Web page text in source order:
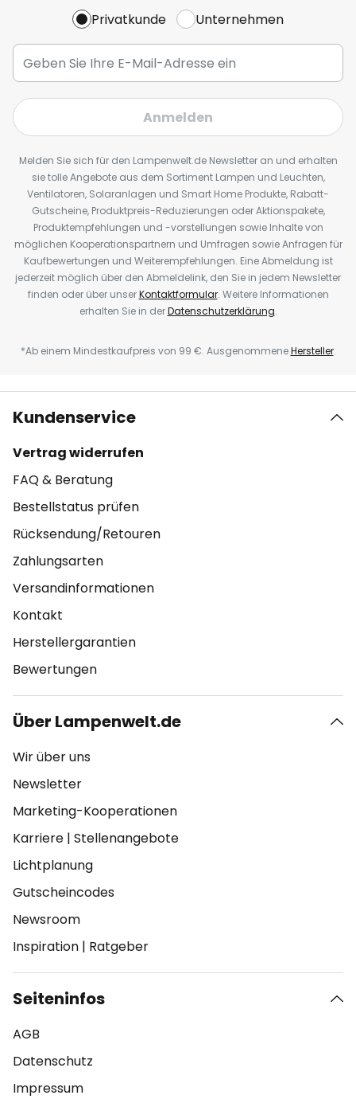
Privatkunde Unternehmen
Anmelden
Melden Sie sich für den Lampenwelt.de Newsletter an und erhalten
sie tolle Angebote aus dem Sortiment Lampen und Leuchten,
Ventilatoren, Solaranlagen und Smart Home Produkte, Rabatt-
Gutscheine, Produktpreis-Reduzierungen oder Aktionspakete,
Produktempfehlungen und -vorstellungen sowie Inhalte von
möglichen Kooperationspartnern und Umfragen sowie Anfragen für
Kaufbewertungen und Weiterempfehlungen. Eine Abmeldung ist
jederzeit möglich über den Abmeldelink, den Sie in jedem Newsletter
finden oder über unserKontaktformular. Weitere Informationen
erhalten Sie in derDatenschutzerklärung.
*Ab einem Mindestkaufpreis von 99 €. AusgenommeneHersteller.
Kundenservice
Vertrag widerrufen
FAQ & Beratung
Bestellstatus prüfen
Rücksendung/Retouren
Zahlungsarten
Versandinformationen
Kontakt
Herstellergarantien
Bewertungen
Über Lampenwelt.de
Wir über uns
Newsletter
Marketing-Kooperationen
Karriere | Stellenangebote
Lichtplanung
Gutscheincodes
Newsroom
Inspiration | Ratgeber
Seiteninfos
AGB
Datenschutz
Impressum